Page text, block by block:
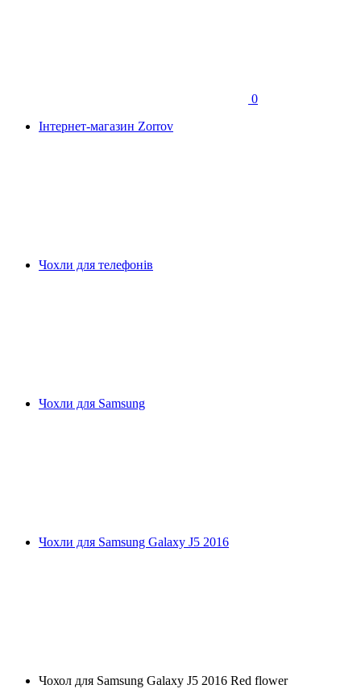
0
Інтернет-магазин Zorrov
Чохли для телефонів
Чохли для Samsung
Чохли для Samsung Galaxy J5 2016
Чохол для Samsung Galaxy J5 2016 Red flower